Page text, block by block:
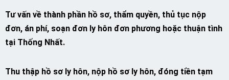
Tư vấn về thành phần hồ sơ, thẩm quyền, thủ tục nộp
đơn, án phí, soạn đơn ly hôn đơn phương hoặc thuận tình
tại Thống Nhất.
Thu thập hồ sơ ly hôn, nộp hồ sơ ly hôn, đóng tiền tạm